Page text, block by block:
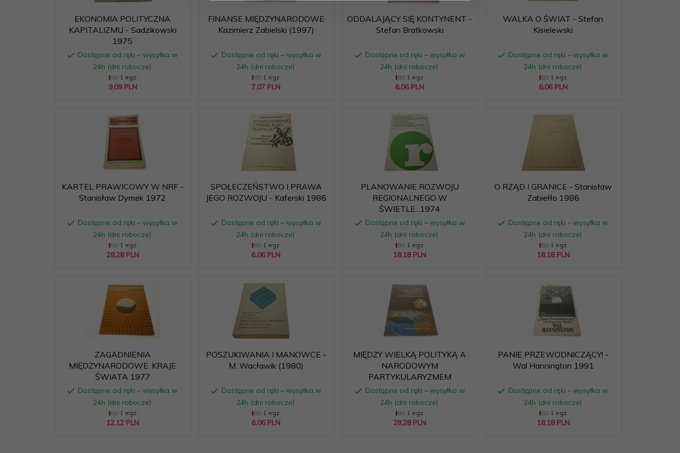
EKONOMIA POLITYCZNA
KAPITALIZMU - Sadzikowski
1975
Dostępne od ręki – wysyłka w
24h (dni robocze)
1 egz.
9,09 PLN
FINANSE MIĘDZYNARODOWE
Kazimierz Zabielski (1997)
Dostępne od ręki – wysyłka w
24h (dni robocze)
1 egz.
7,07 PLN
ODDALAJĄCY SIĘ KONTYNENT -
Stefan Bratkowski
Dostępne od ręki – wysyłka w
24h (dni robocze)
1 egz.
6,06 PLN
WALKA O ŚWIAT - Stefan
Kisielewski
Dostępne od ręki – wysyłka w
24h (dni robocze)
1 egz.
6,06 PLN
KARTEL PRAWICOWY W NRF -
Stanisław Dymek 1972
Dostępne od ręki – wysyłka w
24h (dni robocze)
1 egz.
28,28 PLN
SPOŁECZEŃSTWO I PRAWA
JEGO ROZWOJU - Kaferski 1986
Dostępne od ręki – wysyłka w
24h (dni robocze)
1 egz.
6,06 PLN
PLANOWANIE ROZWOJU
REGIONALNEGO W
ŚWIETLE...1974
Dostępne od ręki – wysyłka w
24h (dni robocze)
1 egz.
18,18 PLN
O RZĄD I GRANICE - Stanisław
Zabiełło 1986
Dostępne od ręki – wysyłka w
24h (dni robocze)
1 egz.
18,18 PLN
ZAGADNIENIA
MIĘDZYNARODOWE. KRAJE
ŚWIATA 1977
Dostępne od ręki – wysyłka w
24h (dni robocze)
1 egz.
12,12 PLN
POSZUKIWANIA I MANOWCE -
M. Wacławik (1980)
Dostępne od ręki – wysyłka w
24h (dni robocze)
1 egz.
6,06 PLN
MIĘDZY WIELKĄ POLITYKĄ A
NARODOWYM
PARTYKULARYZMEM
Dostępne od ręki – wysyłka w
24h (dni robocze)
1 egz.
28,28 PLN
PANIE PRZEWODNICZĄCY! -
Wal Hannington 1991
Dostępne od ręki – wysyłka w
24h (dni robocze)
1 egz.
18,18 PLN